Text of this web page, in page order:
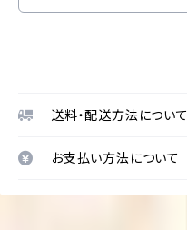
送料・配送方法について
お支払い方法について